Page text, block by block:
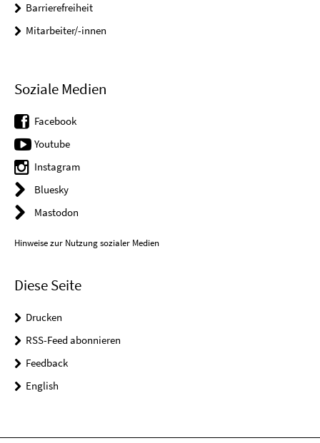
Barrierefreiheit
Mitarbeiter/-innen
Soziale Medien
Facebook
Youtube
Instagram
Bluesky
Mastodon
Hinweise zur Nutzung sozialer Medien
Diese Seite
Drucken
RSS-Feed abonnieren
Feedback
English